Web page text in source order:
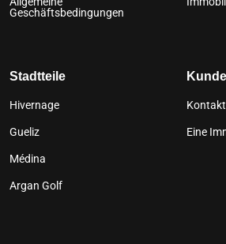
Geschäftsbedingungen
Stadtteile
Hivernage
Gueliz
Médina
Argan Golf
Eine